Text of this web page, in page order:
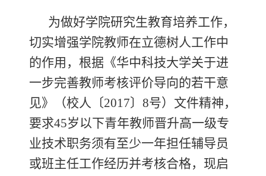
为做好学院研究生教育培养工作，
切实增强学院教师在立德树人工作中
的作用，根据《华中科技大学关于进
一步完善教师考核评价导向的若干意
见》（校人〔2017〕8号）文件精神，
要求45岁以下青年教师晋升高一级专
业技术职务须有至少一年担任辅导员
或班主任工作经历并考核合格，现启